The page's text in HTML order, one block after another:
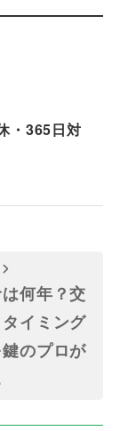
・365日対
何年？交
イミング
のプロが